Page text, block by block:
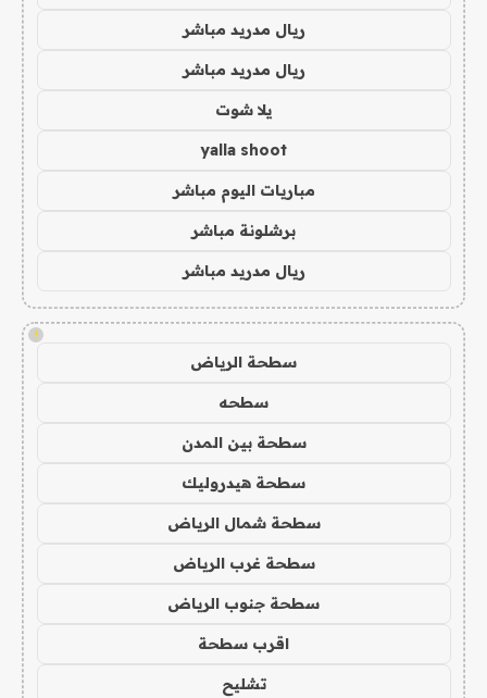
ريال مدريد مباشر
ريال مدريد مباشر
يلا شوت
yalla shoot
مباريات اليوم مباشر
برشلونة مباشر
ريال مدريد مباشر
!
سطحة الرياض
سطحه
سطحة بين المدن
سطحة هيدروليك
سطحة شمال الرياض
سطحة غرب الرياض
سطحة جنوب الرياض
اقرب سطحة
تشليح